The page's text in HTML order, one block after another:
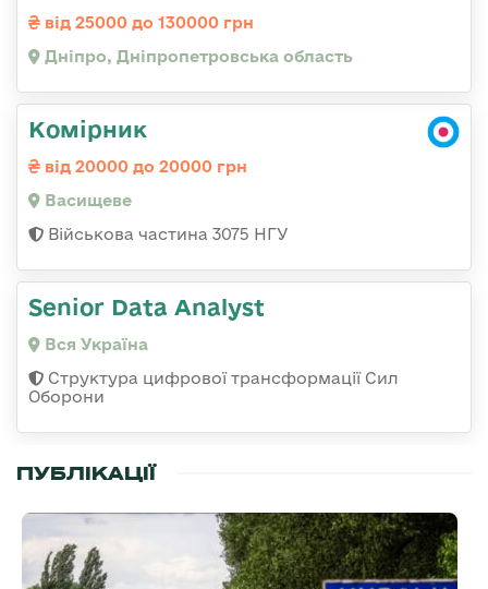
від 25000 до 130000 грн
Дніпро, Дніпропетровська область
Комірник
від 20000 до 20000 грн
Васищеве
Військова частина 3075 НГУ
Senior Data Analyst
Вся Україна
Структура цифрової трансформації Сил
Оборони
ПУБЛІКАЦІЇ